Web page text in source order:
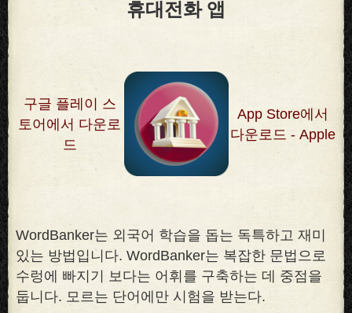
휴대전화 앱
구글 플레이 스
토어에서 다운로
드
App Store에서
다운로드 - Apple
WordBanker는 외국어 학습을 돕는 독특하고 재미
있는 방법입니다. WordBanker는 복잡한 문법으로
수렁에 빠지기 보다는 어휘를 구축하는 데 중점을
둡니다. 모르는 단어에만 시험을 받는다.